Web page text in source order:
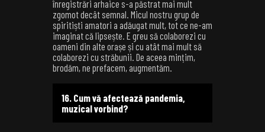
înregistrări arhaice s-a păstrat mai mult
zgomot decât semnal. Micul nostru grup de
spiritiști amatori a adăugat mult, tot ce ne-am
imaginat că lipsește. E greu să colaborezi cu
oameni din alte orașe și cu atât mai mult să
colaborezi cu străbunii. De aceea mințim,
brodăm, ne prefacem, augmentăm.
16. Cum vă afectează pandemia,
muzical vorbind?